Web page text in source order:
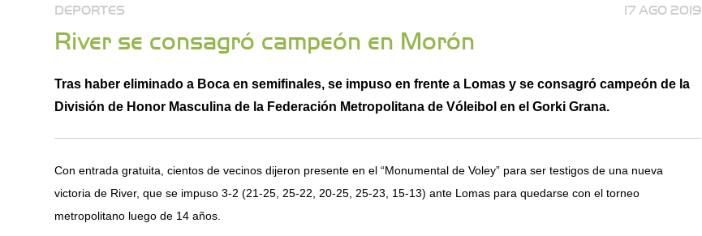
DEPORTES 17 AGO 2019
River se consagró campeón en Morón
Tras haber eliminado a Boca en semifinales, se impuso en frente a Lomas y se consagró campeón de la
División de Honor Masculina de la Federación Metropolitana de Vóleibol en el Gorki Grana.
Con entrada gratuita, cientos de vecinos dijeron presente en el “Monumental de Voley” para ser testigos de una nueva
victoria de River, que se impuso 3-2 (21-25, 25-22, 20-25, 25-23, 15-13) ante Lomas para quedarse con el torneo
metropolitano luego de 14 años.